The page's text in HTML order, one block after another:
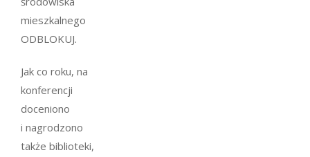
mieszkalnego
ODBLOKUJ.
Jak co roku, na
konferencji
doceniono
i nagrodzono
także biblioteki,